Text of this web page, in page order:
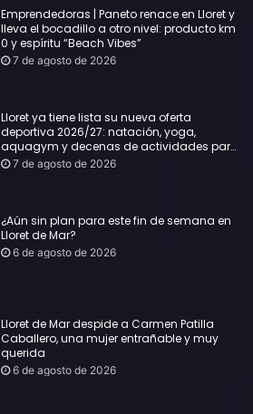
Emprendedoras | Paneto renace en Lloret y
lleva el bocadillo a otro nivel: producto km
0 y espíritu “Beach Vibes”
7 de agosto de 2026
Lloret ya tiene lista su nueva oferta
deportiva 2026/27: natación, yoga,
aquagym y decenas de actividades para
todas las edades
7 de agosto de 2026
¿Aún sin plan para este fin de semana en
Lloret de Mar?
6 de agosto de 2026
Lloret de Mar despide a Carmen Patilla
Caballero, una mujer entrañable y muy
querida
6 de agosto de 2026